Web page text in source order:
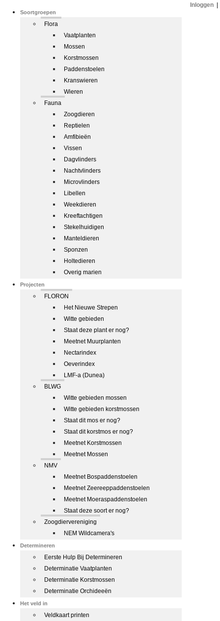
Soortgroepen
Flora
Vaatplanten
Mossen
Korstmossen
Paddenstoelen
Kranswieren
Wieren
Fauna
Zoogdieren
Reptielen
Amfibieën
Vissen
Dagvlinders
Nachtvlinders
Microvlinders
Libellen
Weekdieren
Kreeftachtigen
Stekelhuidigen
Manteldieren
Sponzen
Holtedieren
Overig marien
Projecten
FLORON
Het Nieuwe Strepen
Witte gebieden
Staat deze plant er nog?
Meetnet Muurplanten
Nectarindex
Oeverindex
LMF-a (Dunea)
BLWG
Witte gebieden mossen
Witte gebieden korstmossen
Staat dit mos er nog?
Staat dit korstmos er nog?
Meetnet Korstmossen
Meetnet Mossen
NMV
Meetnet Bospaddenstoelen
Meetnet Zeereeppaddenstoelen
Meetnet Moeraspaddenstoelen
Staat deze soort er nog?
Zoogdiervereniging
NEM Wildcamera's
Determineren
Eerste Hulp Bij Determineren
Determinatie Vaatplanten
Determinatie Korstmossen
Determinatie Orchideeën
Het veld in
Veldkaart printen
Inloggen